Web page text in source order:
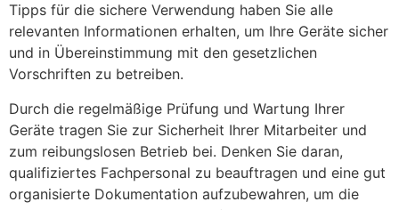
Tipps für die sichere Verwendung haben Sie alle
relevanten Informationen erhalten, um Ihre Geräte sicher
und in Übereinstimmung mit den gesetzlichen
Vorschriften zu betreiben.
Durch die regelmäßige Prüfung und Wartung Ihrer
Geräte tragen Sie zur Sicherheit Ihrer Mitarbeiter und
zum reibungslosen Betrieb bei. Denken Sie daran,
qualifiziertes Fachpersonal zu beauftragen und eine gut
organisierte Dokumentation aufzubewahren, um die